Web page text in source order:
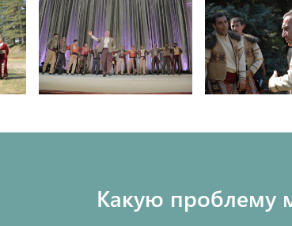
Какую проблему